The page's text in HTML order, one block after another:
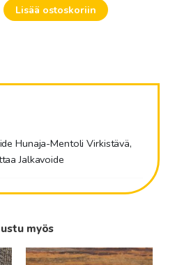
Lisää ostoskoriin
Hunaja-Mentoli Virkistävä,
Jalkavoide
myös